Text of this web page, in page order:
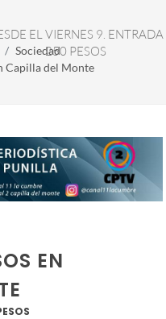
DEL MONTE
EL VIERNES 9. ENTRADA
250 PESOS
Sociedad
Capilla del Monte
EN